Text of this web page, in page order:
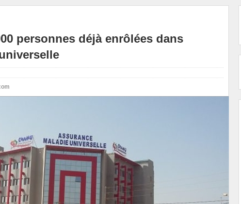
personnes déjà enrôlées dans